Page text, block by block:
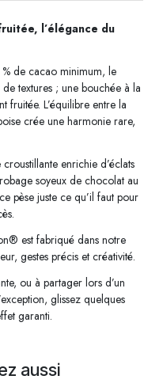
l’élégance du
de cacao minimum, le
textures ; une bouchée à la
fruitée. L’équilibre entre la
crée une harmonie rare,
enrichie d’éclats
soyeux de chocolat au
pèse juste ce qu’il faut pour
est fabriqué dans notre
gestes précis et créativité.
ou à partager lors d’un
glissez quelques
garanti.
aussi